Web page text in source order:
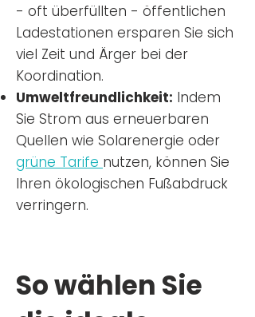
- oft überfüllten - öffentlichen
Ladestationen ersparen Sie sich
viel Zeit und Ärger bei der
Koordination.
Umweltfreundlichkeit: Indem
Sie Strom aus erneuerbaren
Quellen wie Solarenergie oder
grüne Tarife nutzen, können Sie
Ihren ökologischen Fußabdruck
verringern.
So wählen Sie